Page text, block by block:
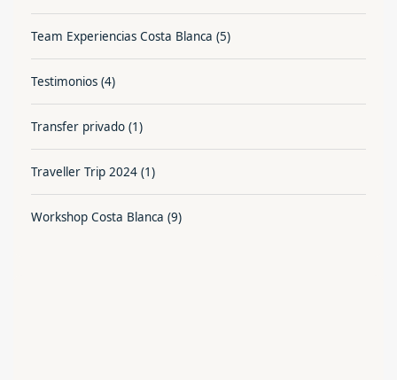
Team Experiencias Costa Blanca (5)
Testimonios (4)
Transfer privado (1)
Traveller Trip 2024 (1)
Workshop Costa Blanca (9)